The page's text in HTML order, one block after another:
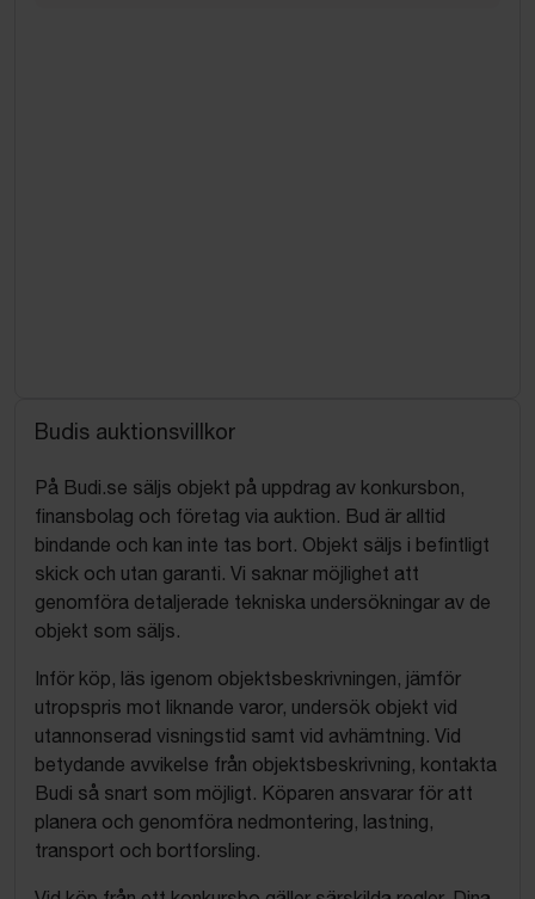
Budis auktionsvillkor
På Budi.se säljs objekt på uppdrag av konkursbon,
finansbolag och företag via auktion. Bud är alltid
bindande och kan inte tas bort. Objekt säljs i befintligt
skick och utan garanti. Vi saknar möjlighet att
genomföra detaljerade tekniska undersökningar av de
objekt som säljs.
Inför köp, läs igenom objektsbeskrivningen, jämför
utropspris mot liknande varor, undersök objekt vid
utannonserad visningstid samt vid avhämtning. Vid
betydande avvikelse från objektsbeskrivning, kontakta
Budi så snart som möjligt. Köparen ansvarar för att
planera och genomföra nedmontering, lastning,
transport och bortforsling.